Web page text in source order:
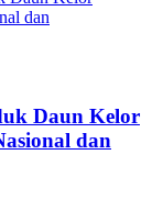
Daun Kelor
dan